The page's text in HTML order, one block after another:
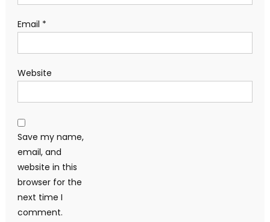
Email *
Website
Save my name,
email, and
website in this
browser for the
next time I
comment.